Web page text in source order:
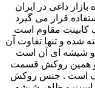
داغی در ایران
قرار می گیرد
کابینت مقاوم است
شده و تنها تفاوت آن
و شیشه ای آن است
و همین روکش قسمت
اف است . جنس روکش